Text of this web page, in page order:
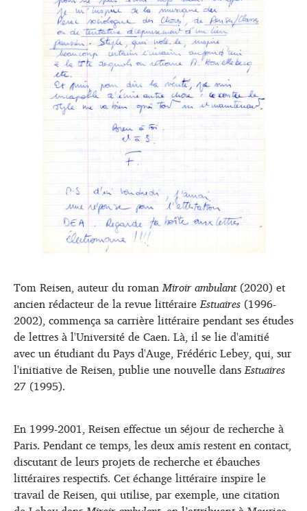
Tom Reisen, auteur du romanMiroir ambulant(2020) et
ancien rédacteur de la revue littéraireEstuaires (1996-
2002), commença sa carrière littéraire pendant ses études
de lettres à l'Université de Caen. Là, il se lie d'amitié
avec un étudiant du Pays d'Auge, Frédéric Lebey, qui, sur
l'initiative de Reisen, publie une nouvelle dansEstuaires
27 (1995).
En 1999-2001, Reisen effectue un séjour de recherche à
Paris. Pendant ce temps, les deux amis restent en contact,
discutant de leurs projets de recherche et ébauches
littéraires respectifs. Cet échange littéraire inspire le
travail de Reisen, qui utilise, par exemple, une citation